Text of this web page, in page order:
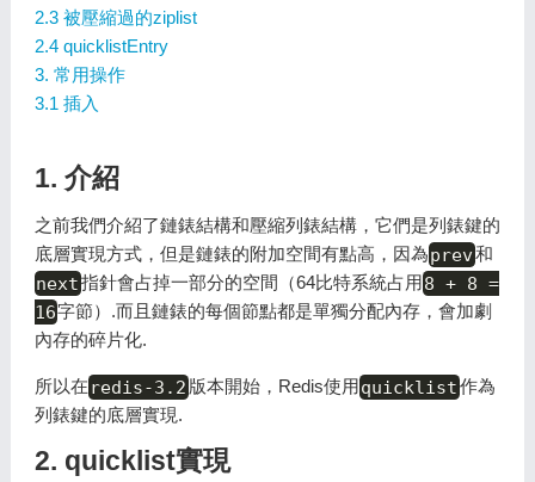
2.3 被壓縮過的ziplist
2.4 quicklistEntry
3. 常用操作
3.1 插入
1. 介紹
之前我們介紹了鏈錶結構和壓縮列錶結構，它們是列錶鍵的
底層實現方式，但是鏈錶的附加空間有點高，因為prev和
next指針會占掉一部分的空間（64比特系統占用8 + 8 =
16字節）.而且鏈錶的每個節點都是單獨分配內存，會加劇
內存的碎片化.
所以在 redis-3.2版本開始，Redis使用quicklist作為
列錶鍵的底層實現.
2. quicklist實現